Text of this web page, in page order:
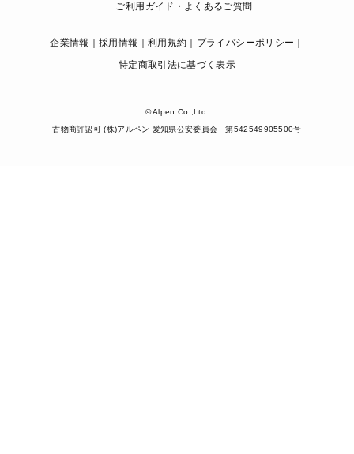
ご利用ガイド・よくあるご質問
企業情報 採用情報 利用規約
プライバシーポリシー
特定商取引法に基づく表示
© Alpen Co.,Ltd.
古物商許認可 (株)アルペン 愛知県公安委員会 第542549905500号